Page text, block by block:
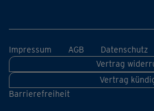
Impressum AGB Datenschutz
Vertrag
Vertrag
Barrierefreiheit